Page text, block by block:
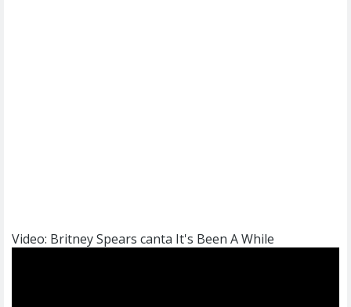
Video: Britney Spears canta It's Been A While